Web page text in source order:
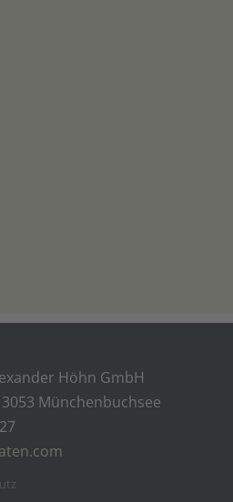
Höhn GmbH
Münchenbuchsee